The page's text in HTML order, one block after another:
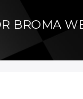
BROMA